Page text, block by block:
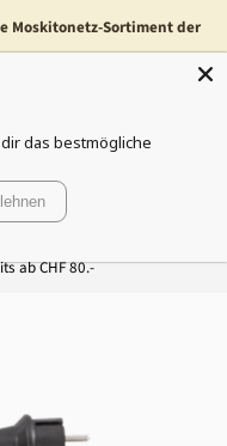
Moskitonetz-Sortiment der
ab CHF 80.-
das bestmögliche